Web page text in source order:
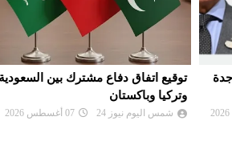
توقيع اتفاق دفاع مشترك بين السعودية
وتركيا وباكستان
شمس اليوم نيوز 24 07 أغسطس 2026